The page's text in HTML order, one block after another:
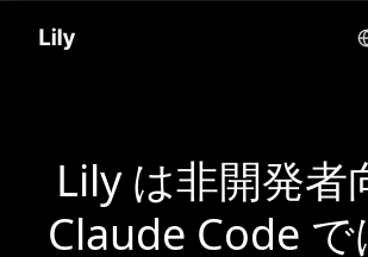
Lily は非開発者
Claude Code で